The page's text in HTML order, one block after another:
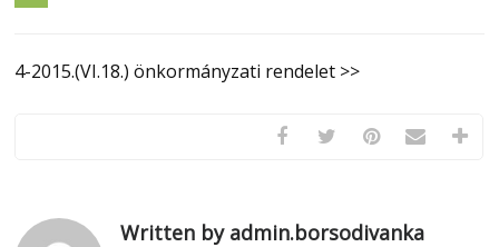
4-2015.(VI.18.) önkormányzati rendelet >>
Written by admin.borsodivanka